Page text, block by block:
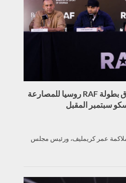
عمر كريمليف يعلن إطلاق بطولة RAF روسيا للمصارعة
سبتمبر المقبل
عمر كريمليف، ورئيس مجلس